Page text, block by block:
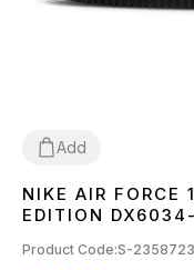
Add
3637 38 39 40414243
NIKE AIR FORCE
EDITION
Product Code:S-2358723